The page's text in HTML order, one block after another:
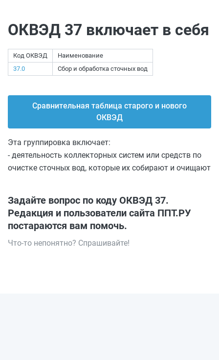
ОКВЭД 37 включает в себя
Код ОКВЭД
Наименование
37.0
Сбор и обработка сточных вод
Сравнительная таблица старого и нового
ОКВЭД
Эта группировка включает:
- деятельность коллекторных систем или средств по
очистке сточных вод, которые их собирают и очищают
Задайте вопрос по коду ОКВЭД 37.
Редакция и пользователи сайта ППТ.РУ
постараются вам помочь.
Что-то непонятно? Спрашивайте!